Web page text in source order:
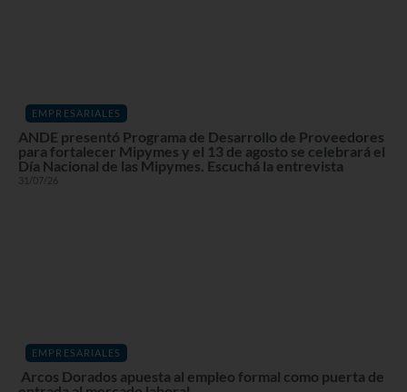
EMPRESARIALES
ANDE presentó Programa de Desarrollo de Proveedores
para fortalecer Mipymes y el 13 de agosto se celebrará el
Día Nacional de las Mipymes. Escuchá la entrevista
31/07/26
EMPRESARIALES
Arcos Dorados apuesta al empleo formal como puerta de